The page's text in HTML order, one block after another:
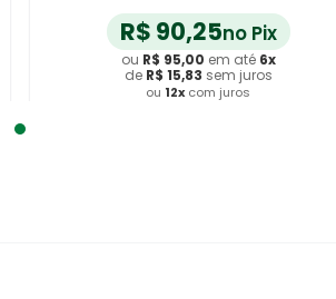
R$ 90,25no Pix
ou R$ 95,00 em até 6x
de R$ 15,83 sem juros
ou 12x com juros